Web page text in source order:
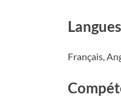
Français,